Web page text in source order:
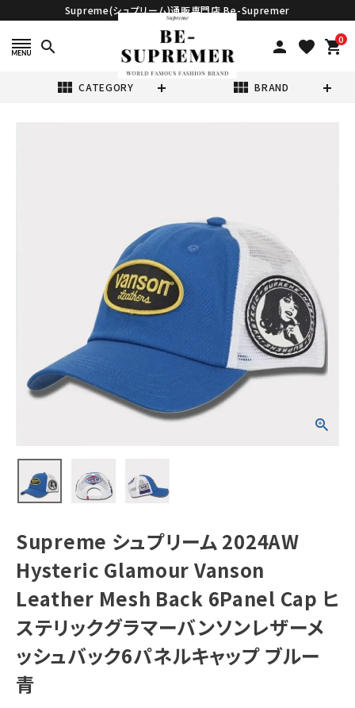
Supreme(シュプリーム)通販専門店 Be-Supremer
search person favorite 0
shopping_cart
view_module CATEGORY view_module BRAND
Leather Mesh
Back 6Panel
Cap ヒステリック
グラマーバンソン
NEW ITEMS
Tシャツ・ロングスリーブ
パーカー・トレーナー
キャップ・ハット
ニット帽・ビーニー
バックパック・リュック
その他バッグ類
Supreme シュプリーム 2024AW
Hysteric Glamour Vanson
Leather Mesh Back 6Panel Cap ヒ
ステリックグラマーバンソンレザーメ
ッシュバック6パネルキャップ ブルー
青